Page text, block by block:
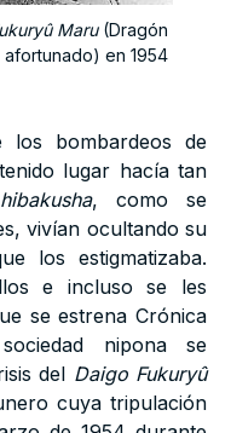
Maru (Dragón
afortunado) en 1954
los bombardeos de
lugar hacía tan
hibakusha, como se
vivían ocultando su
los estigmatizaba.
e incluso se les
se estrena Crónica
nipona se
del Daigo Fukuryû
cuya tripulación